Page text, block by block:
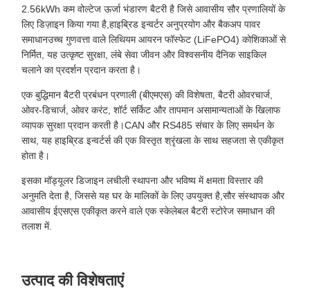
2.56kWh कम वोल्टेज ऊर्जा भंडारण बैटरी है जिसे आवासीय सौर प्रणालियों के
लिए डिज़ाइन किया गया है,हाइब्रिड इन्वर्टर अनुप्रयोग और बैकअप पावर
समाधानउच्च गुणवत्ता वाले लिथियम आयरन फॉस्फेट (LiFePO4) कोशिकाओं से
निर्मित, यह उत्कृष्ट सुरक्षा, लंबे सेवा जीवन और विश्वसनीय दैनिक साइकिल
चलाने का प्रदर्शन प्रदान करता है।
एक बुद्धिमान बैटरी प्रबंधन प्रणाली (बीएमएस) की विशेषता, बैटरी ओवरचार्ज,
ओवर-डिचार्ज, ओवर करंट, शॉर्ट सर्किट और तापमान असामान्यताओं के खिलाफ
व्यापक सुरक्षा प्रदान करती है।CAN और RS485 संचार के लिए समर्थन के
साथ, यह हाइब्रिड इन्वर्टर्स की एक विस्तृत श्रृंखला के साथ सहजता से एकीकृत
होता है।
इसका मॉड्यूलर डिजाइन लचीली स्थापना और भविष्य में क्षमता विस्तार की
अनुमति देता है, जिससे यह घर के मालिकों के लिए उपयुक्त है,सौर संस्थापक और
आवासीय ईएसएस एकीकृत करने वाले एक स्केलेबल बैटरी स्टोरेज समाधान की
तलाश में.
उत्पाद की विशेषताएं